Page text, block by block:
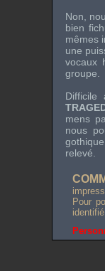
Non,
bien
mêmes
une
vocaux
groupe.
mens
nous
relevé.
Pour
identifié